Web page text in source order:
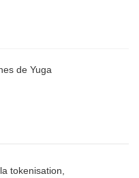
de Yuga
tokenisation,